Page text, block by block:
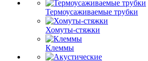
Термоусаживаемые трубки
Хомуты-стяжки
Клеммы